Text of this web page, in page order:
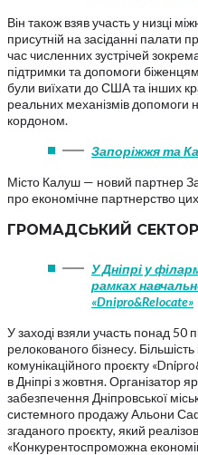
Він також взяв участь у низці
присутній на засіданні палати
час численних зустрічей
підтримки та допомоги
були виїхати до США та інших
реальних механізмів допомоги
кордоном.
Запоріжжя та
Місто Калуш — новий партнер
про економічне партнерство
ГРОМАДСЬКИЙ СЕКТОР
У Дніпрі у
рамках
«Dnipro&Relocate»
У заході взяли участь понад 50
релокованого бізнесу.
комунікаційного проєкту
в Дніпрі з жовтня. Організатор
забезпечення Дніпровської
системного продажу Альони
згаданого проєкту, який
«Конкурентоспроможна